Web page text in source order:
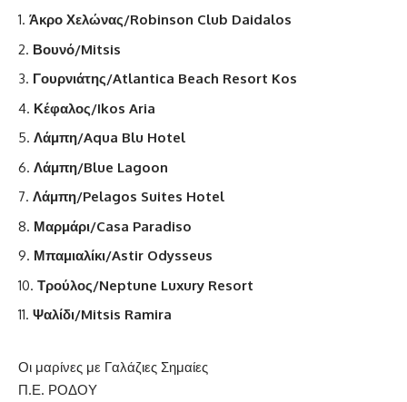
Άκρο Χελώνας/Robinson Club Daidalos
Βουνό/Mitsis
Γουρνιάτης/Atlantica Beach Resort Kos
Κέφαλος/Ikos Aria
Λάμπη/Aqua Blu Hotel
Λάμπη/Blue Lagoon
Λάμπη/Pelagos Suites Hotel
Μαρμάρι/Casa Paradiso
Μπαμιαλίκι/Astir Odysseus
Τρούλος/Neptune Luxury Resort
Ψαλίδι/Mitsis Ramira
Οι μαρίνες με Γαλάζιες Σημαίες
Π.Ε. ΡΟΔΟΥ